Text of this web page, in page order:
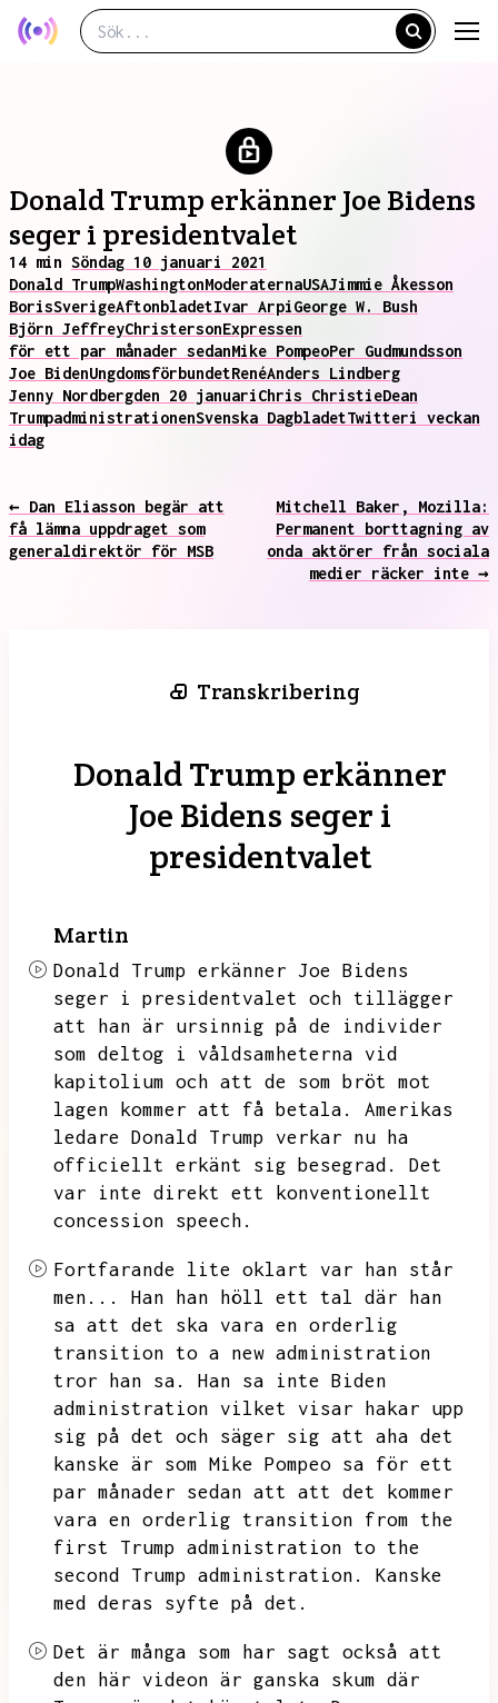
Donald Trump erkänner Joe Bidens
seger i presidentvalet
14 min Söndag 10 januari 2021
Donald TrumpWashingtonModeraternaUSAJimmie Åkesson
BorisSverigeAftonbladetIvar ArpiGeorge W. Bush
Björn JeffreyChristersonExpressen
för ett par månader sedanMike PompeoPer Gudmundsson
Joe BidenUngdomsförbundetRenéAnders Lindberg
Jenny Nordbergden 20 januariChris ChristieDean
TrumpadministrationenSvenska DagbladetTwitteri veckan
idag
← Dan Eliasson begär att
få lämna uppdraget som
generaldirektör för MSB
Mitchell Baker, Mozilla:
Permanent borttagning av
onda aktörer från sociala
medier räcker inte →
Transkribering
Donald Trump erkänner
Joe Bidens seger i
presidentvalet
Martin
Donald Trump erkänner Joe Bidens
seger i presidentvalet och tillägger
att han är ursinnig på de individer
som deltog i våldsamheterna vid
kapitolium och att de som bröt mot
lagen kommer att få betala.
Amerikas
ledare Donald Trump verkar nu ha
officiellt erkänt sig besegrad.
Det
var inte direkt ett konventionellt
concession speech.
Fortfarande lite oklart var han står
men...
Han han höll ett tal där han
sa att det ska vara en orderlig
transition to a new administration
tror han sa.
Han sa inte Biden
administration vilket visar hakar upp
sig på det och säger sig att aha det
kanske är som Mike Pompeo sa för ett
par månader sedan att att det kommer
vara en orderlig transition from the
first Trump administration to the
second Trump administration.
Kanske
med deras syfte på det.
Det är många som har sagt också att
den här videon är ganska skum där